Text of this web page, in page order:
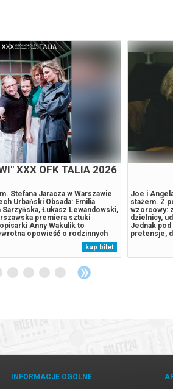
XXX OFK TALIA 2026
Stefana Jaracza w Warszawie
Urbański Obsada: Emilia
Sarzyńska, Łukasz Lewandowski,
premiera sztuki
Anny Wakulik to
opowieść o rodzinnych
wychodzą na jaw w najmniej
– po śmierci dziadka.
sobie zostawił, burzy
kup bilet
Joe i
stażem. Z
wzorcowy:
dzielnicy,
Jednak
pretensje,
nuda i
zapraszają
swobodna i
INFORMACJE OGÓLNE